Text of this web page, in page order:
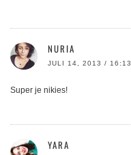
NURIA
JULI 14, 2013 / 16:13
Super je nikies!
YARA